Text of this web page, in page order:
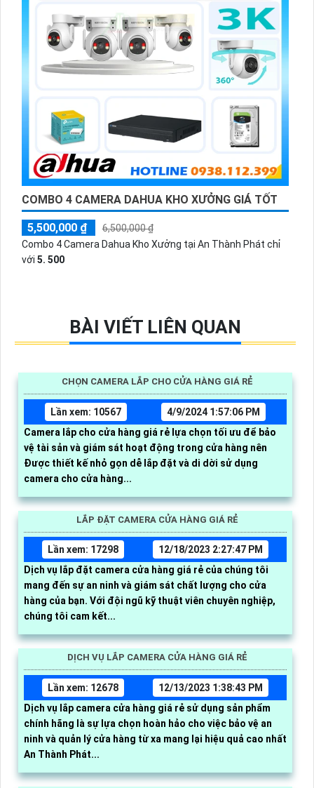
COMBO 4 CAMERA DAHUA KHO XƯỞNG GIÁ TỐT
5,500,000 ₫
6,500,000 ₫
Combo 4 Camera Dahua Kho Xưởng tại An Thành Phát chỉ
với 5. 500
BÀI VIẾT LIÊN QUAN
CHỌN CAMERA LẮP CHO CỬA HÀNG GIÁ RẺ
Lần xem: 10567
4/9/2024 1:57:06 PM
Camera lắp cho cửa hàng giá rẻ lựa chọn tối ưu để bảo
vệ tài sản và giám sát hoạt động trong cửa hàng nên
Được thiết kế nhỏ gọn dễ lắp đặt và di dời sử dụng
camera cho cửa hàng...
LẮP ĐẶT CAMERA CỬA HÀNG GIÁ RẺ
Lần xem: 17298
12/18/2023 2:27:47 PM
Dịch vụ lắp đặt camera cửa hàng giá rẻ của chúng tôi
mang đến sự an ninh và giám sát chất lượng cho cửa
hàng của bạn. Với đội ngũ kỹ thuật viên chuyên nghiệp,
chúng tôi cam kết...
DỊCH VỤ LẮP CAMERA CỬA HÀNG GIÁ RẺ
Lần xem: 12678
12/13/2023 1:38:43 PM
Dịch vụ lắp camera cửa hàng giá rẻ sử dụng sản phẩm
chính hãng là sự lựa chọn hoàn hảo cho việc bảo vệ an
ninh và quản lý cửa hàng từ xa mang lại hiệu quả cao nhất
An Thành Phát...